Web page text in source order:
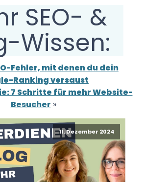
SEO- &
Wissen:
Fehler, mit denen du dein
Ranking versaust
7 Schritte für mehr Website-
Besucher »
11. Dezember 2024